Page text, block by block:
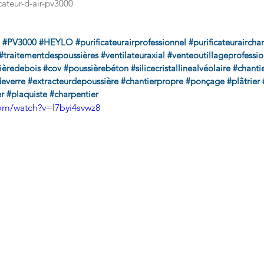
d-air-pv3000
#PV3000 #HEYLO #purificateurairprofessionnel
#ventilateuraxial
#cov #poussièrebéton #silicecristallinealvéolaire
#extracteurdepoussière #chantierpropre #ponçage #plâtrier
#plaquiste #charpentier
watch?v=l7byi4svwz8